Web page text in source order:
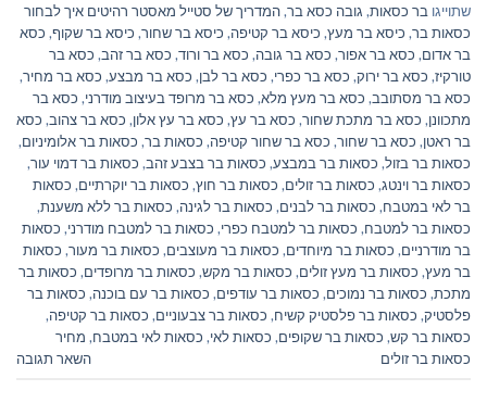
שתוייגו בר כסאות, גובה כסא בר,המדריך של סטייל מאסטר רהיטים איך לבחור
כסאות בר, כיסא בר מעץ, כיסא בר קטיפה, כיסא בר שחור, כיסא בר שקוף, כסא
בר אדום, כסא בר אפור, כסא בר גובה, כסא בר ורוד, כסא בר זהב, כסא בר
טורקיז, כסא בר ירוק, כסא בר כפרי, כסא בר לבן, כסא בר מבצע, כסא בר מחיר,
כסא בר מסתובב, כסא בר מעץ מלא, כסא בר מרופד בעיצוב מודרני, כסא בר
מתכוונן, כסא בר מתכת שחור, כסא בר עץ, כסא בר עץ אלון, כסא בר צהוב, כסא
בר ראטן, כסא בר שחור, כסא בר שחור קטיפה, כסאות בר, כסאות בר אלומיניום,
כסאות בר בזול, כסאות בר במבצע, כסאות בר בצבע זהב, כסאות בר דמוי עור,
כסאות בר וינטג, כסאות בר זולים, כסאות בר חוץ, כסאות בר יוקרתיים, כסאות
בר לאי במטבח, כסאות בר לבנים, כסאות בר לגינה, כסאות בר ללא משענת,
כסאות בר למטבח, כסאות בר למטבח כפרי, כסאות בר למטבח מודרני, כסאות
בר מודרניים, כסאות בר מיוחדים, כסאות בר מעוצבים, כסאות בר מעור, כסאות
בר מעץ, כסאות בר מעץ זולים, כסאות בר מקש, כסאות בר מרופדים, כסאות בר
מתכת, כסאות בר נמוכים, כסאות בר עודפים, כסאות בר עם בוכנה, כסאות בר
פלסטיק, כסאות בר פלסטיק קשיח, כסאות בר צבעוניים, כסאות בר קטיפה,
כסאות בר קש, כסאות בר שקופים, כסאות לאי, כסאות לאי במטבח, מחיר
כסאות בר זולים
השאר תגובה